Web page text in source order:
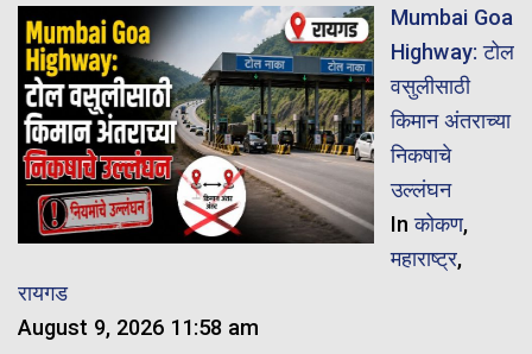
Mumbai Goa
Highway: टोल
वसुलीसाठी
किमान अंतराच्या
निकषाचे
उल्लंघन
Inकोकण,
महाराष्ट्र,
रायगड
August 9, 2026 11:58 am